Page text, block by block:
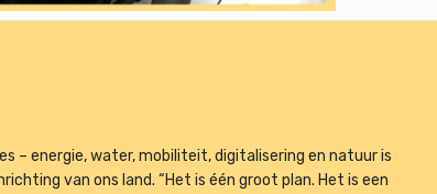
– energie, water, mobiliteit, digitalisering en natuur is
van ons land. “Het is één groot plan. Het is een